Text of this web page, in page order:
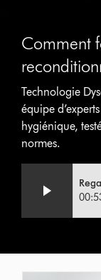
Comment
Technologie
équipe
hygiénique,
normes.
Transcript
de